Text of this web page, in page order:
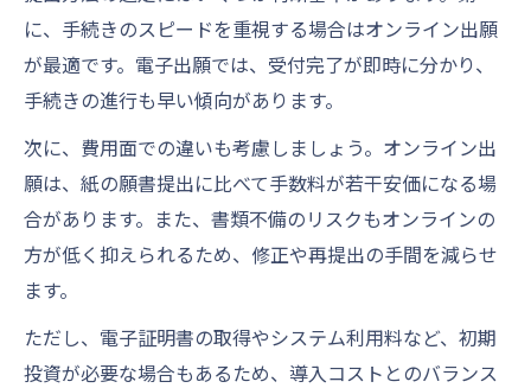
に、手続きのスピードを重視する場合はオンライン出願
が最適です。電子出願では、受付完了が即時に分かり、
手続きの進行も早い傾向があります。
次に、費用面での違いも考慮しましょう。オンライン出
願は、紙の願書提出に比べて手数料が若干安価になる場
合があります。また、書類不備のリスクもオンラインの
方が低く抑えられるため、修正や再提出の手間を減らせ
ます。
ただし、電子証明書の取得やシステム利用料など、初期
投資が必要な場合もあるため、導入コストとのバランス